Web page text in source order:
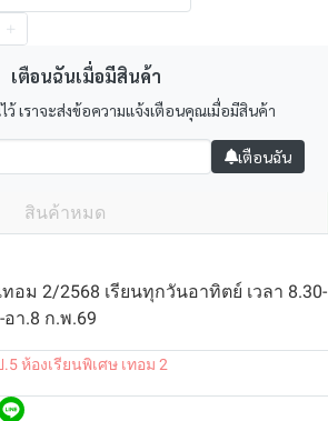
เตือนฉันเมื่อมีสินค้า
ว้ เราจะส่งข้อความแจ้งเตือนคุณเมื่อมีสินค้า
เตือนฉัน
สินค้าหมด
อม 2/2568 เรียนทุกวันอาทิตย์ เวลา 8.30-
อา.8 ก.พ.69
.5 ห้องเรียนพิเศษ เทอม 2